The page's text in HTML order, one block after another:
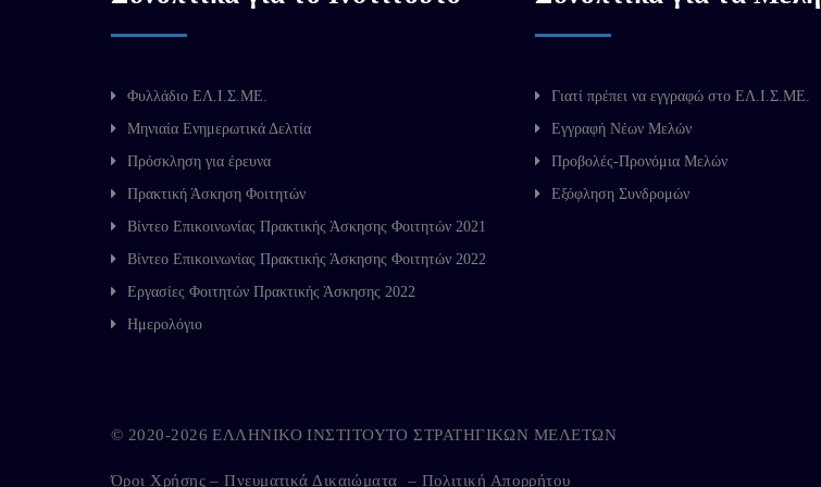
Φυλλάδιο ΕΛ.Ι.Σ.ΜΕ.
Μηνιαία Ενημερωτικά Δελτία
Πρόσκληση για έρευνα
Πρακτική Άσκηση Φοιτητών
Βίντεο Επικοινωνίας Πρακτικής Άσκησης Φοιτητών 2021
Βίντεο Επικοινωνίας Πρακτικής Άσκησης Φοιτητών 2022
Εργασίες Φοιτητών Πρακτικής Άσκησης 2022
Ημερολόγιο
Γιατί πρέπει να εγγραφώ στο ΕΛ.Ι.Σ.ΜΕ.
Εγγραφή Νέων Μελών
Προβολές-Προνόμια Μελών
Εξόφληση Συνδρομών
© 2020-2026 ΕΛΛΗΝΙΚΟ ΙΝΣΤΙΤΟΥΤΟ ΣΤΡΑΤΗΓΙΚΩΝ ΜΕΛΕΤΩΝ
Όροι Χρήσης – Πνευματικά Δικαιώματα – Πολιτική Απορρήτου